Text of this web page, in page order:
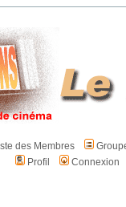
des Membres
Profil
Connexion